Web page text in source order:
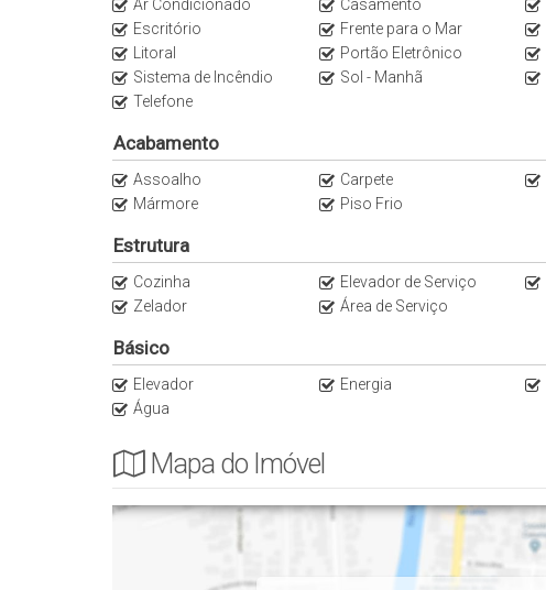
Ar Condicionado
Casamento
Escritório
Frente para o Mar
Litoral
Portão Eletrônico
Sistema de Incêndio
Sol - Manhã
Telefone
Acabamento
Assoalho Carpete
Mármore
Piso Frio
Estrutura
Cozinha Elevador de Serviço
Zelador
Área de Serviço
Básico
Elevador Energia
Água
Mapa do Imóvel